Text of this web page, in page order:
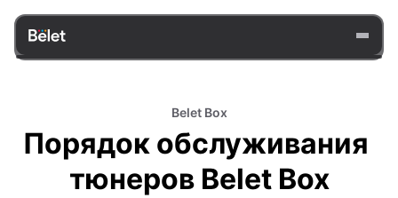
Belet Box
Порядок обслуживания
тюнеров Belet Box